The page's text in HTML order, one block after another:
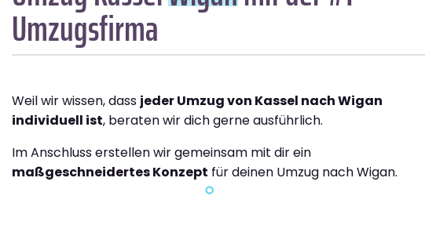
Umzugsfirma
Weil wir wissen, dass jeder Umzug von Kassel nach Wigan
individuell ist, beraten wir dich gerne ausführlich.
Im Anschluss erstellen wir gemeinsam mit dir ein
maßgeschneidertes Konzept für deinen Umzug nach Wigan.